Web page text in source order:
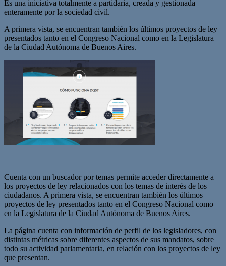
Es una iniciativa totalmente a partidaria, creada y gestionada
enteramente por la sociedad civil.
A primera vista, se encuentran también los últimos proyectos de ley
presentados tanto en el Congreso Nacional como en la Legislatura
de la Ciudad Autónoma de Buenos Aires.
Cuenta con un buscador por temas permite acceder directamente a
los proyectos de ley relacionados con los temas de interés de los
ciudadanos. A primera vista, se encuentran también los últimos
proyectos de ley presentados tanto en el Congreso Nacional como
en la Legislatura de la Ciudad Autónoma de Buenos Aires.
La página cuenta con información de perfil de los legisladores, con
distintas métricas sobre diferentes aspectos de sus mandatos, sobre
todo su actividad parlamentaria, en relación con los proyectos de ley
que presentan.